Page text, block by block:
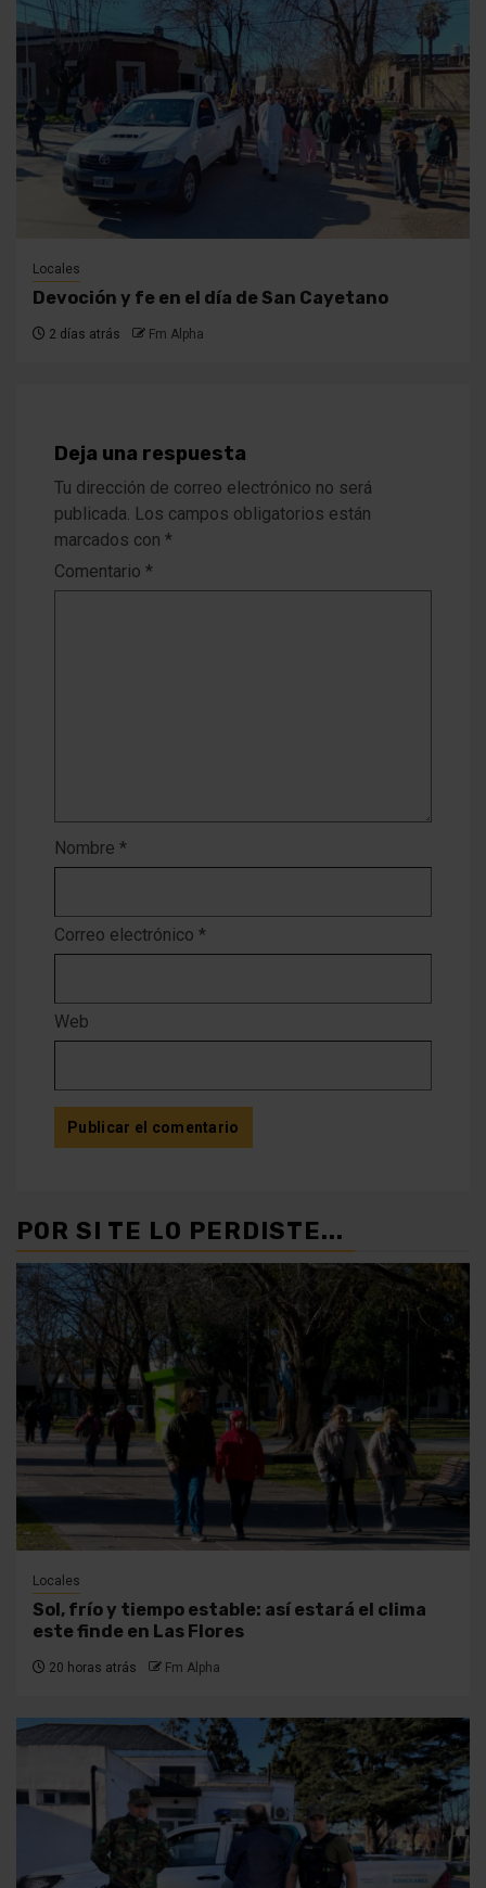
Locales
Devoción y fe en el día de San Cayetano
2 días atrás Fm Alpha
Deja una respuesta
Tu dirección de correo electrónico no será
publicada. Los campos obligatorios están
marcados con *
Comentario *
Nombre *
Correo electrónico *
Web
POR SI TE LO PERDISTE...
Locales
Sol, frío y tiempo estable: así estará el clima
este finde en Las Flores
20 horas atrás Fm Alpha